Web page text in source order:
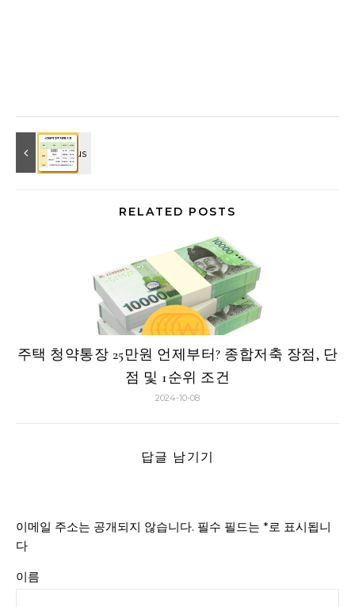
RELATED POSTS
주택 청약통장 25만원 언제부터? 종합저축 장점, 단
점 및 1순위 조건
2024-10-08
답글 남기기
이메일 주소는 공개되지 않습니다. 필수 필드는 *로 표시됩니
다
이름